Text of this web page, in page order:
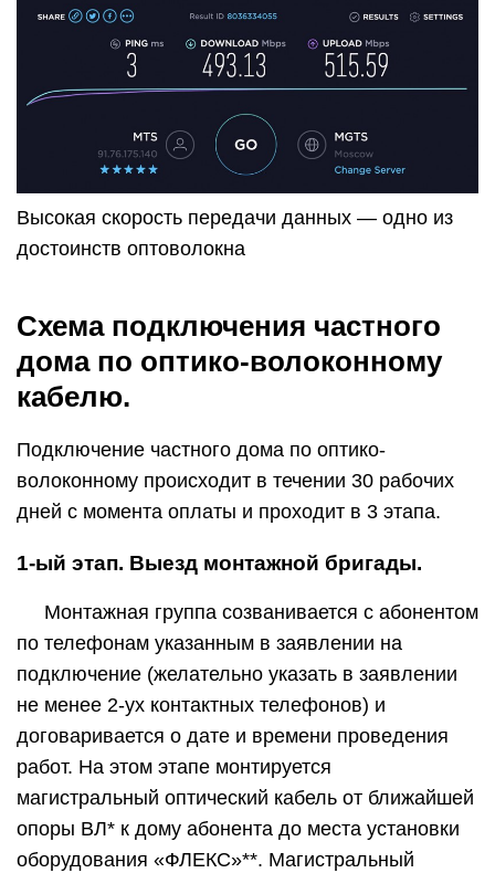
Высокая скорость передачи данных — одно из
достоинств оптоволокна
Схема подключения частного
дома по оптико-волоконному
кабелю.
Подключение частного дома по оптико-
волоконному происходит в течении 30 рабочих
дней с момента оплаты и проходит в 3 этапа.
1-ый этап. Выезд монтажной бригады.
Монтажная группа созванивается с абонентом
по телефонам указанным в заявлении на
подключение (желательно указать в заявлении
не менее 2-ух контактных телефонов) и
договаривается о дате и времени проведения
работ. На этом этапе монтируется
магистральный оптический кабель от ближайшей
опоры ВЛ* к дому абонента до места установки
оборудования «ФЛЕКС»**. Магистральный